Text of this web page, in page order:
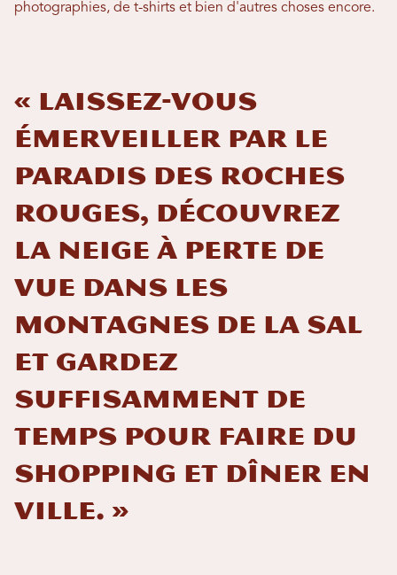
photographies, de t-shirts et bien d'autres choses encore.
« Laissez-vous
émerveiller par le
paradis des roches
rouges, découvrez
la neige à perte de
vue dans les
montagnes de La Sal
et gardez
suffisamment de
temps pour faire du
shopping et dîner en
ville. »